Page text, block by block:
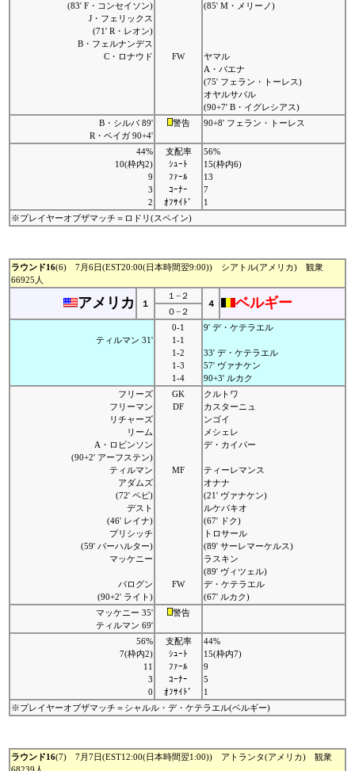
(83' F・コンセイソン)
J・フェリックス
(71' R・レオン)
B・フェルナンデス
C・ロナウド
FW
(85' M・メリーノ)
ヤマル
A・バエナ
(75' フェラン・トーレス)
オヤルサバル
(90+7' B・イグレシアス)
B・シルバ 89'
R・ベイガ 90+4'
警告 90+8' フェラン・トーレス
44%
10(枠内2)
9
3
2
支配率
ｼｭｰﾄ
ﾌｧｰﾙ
ｺｰﾅｰ
ｵﾌｻｲﾄﾞ
56%
15(枠内6)
13
7
1
※プレイヤーオブザマッチ＝ロドリ(スペイン)
ラウンド16(6) 7月6日(EST20:00(日本時間翌9:00)) シアトル(アメリカ) 観衆
66925人
アメリカ １
１−２
４
ベルギー
０−２
ティルマン 31'
0-1
1-1
1-2
1-3
1-4
9' デ・ケテラエル
33' デ・ケテラエル
57' ヴァナケン
90+3' ルカク
フリーズ
フリーマン
リチャーズ
リーム
A・ロビンソン
(90+2' アーフステン)
ティルマン
アダムズ
(72' ペピ)
デスト
(46' レイナ)
プリシッチ
(59' バーハルター)
マッケニー
バログン
(90+2' ライト)
GK
DF
MF
FW
クルトワ
カスターニュ
ンゴイ
メシェレ
デ・カイパー
ティーレマンス
オナナ
(21' ヴァナケン)
ルケバキオ
(67' ドク)
トロサール
(89' サーレマーケルス)
ラスキン
(89' ヴィツェル)
デ・ケテラエル
(67' ルカク)
マッケニー 35'
ティルマン 69'
警告
56%
7(枠内2)
11
3
0
支配率
ｼｭｰﾄ
ﾌｧｰﾙ
ｺｰﾅｰ
ｵﾌｻｲﾄﾞ
44%
15(枠内7)
9
5
1
※プレイヤーオブザマッチ＝シャルル・デ・ケテラエル(ベルギー)
ラウンド16(7) 7月7日(EST12:00(日本時間翌1:00)) アトランタ(アメリカ) 観衆